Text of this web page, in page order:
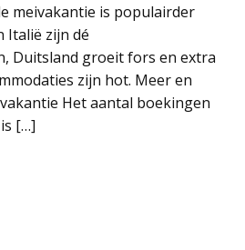
meivakantie is populairder
Italië zijn dé
Duitsland groeit fors en extra
zijn hot. Meer en
Het aantal boekingen
[…]